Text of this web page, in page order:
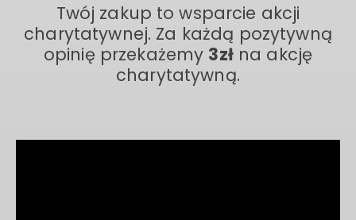
Twój zakup to wsparcie akcji
charytatywnej. Za każdą pozytywną
opinię przekażemy 3złna akcję
charytatywną.